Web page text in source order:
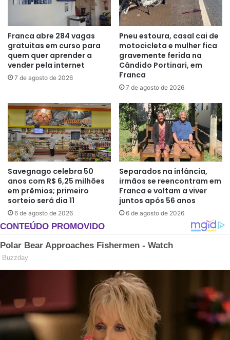
Franca abre 284 vagas
gratuitas em curso para
quem quer aprender a
vender pela internet
7 de agosto de 2026
Pneu estoura, casal cai de
motocicleta e mulher fica
gravemente ferida na
Cândido Portinari, em
Franca
7 de agosto de 2026
Savegnago celebra 50
anos com R$ 6,25 milhões
em prêmios; primeiro
sorteio será dia 11
6 de agosto de 2026
Separados na infância,
irmãos se reencontram em
Franca e voltam a viver
juntos após 56 anos
6 de agosto de 2026